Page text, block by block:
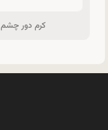
کرم دور چشم 96 ساعته هیدروفیلری کلینیک